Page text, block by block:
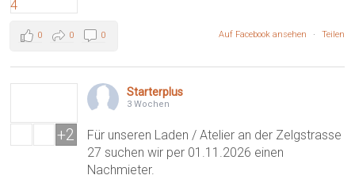
Auf Facebook ansehen · Teilen
0 0 0
Starterplus
3 Wochen
Für unseren Laden / Atelier an der Zelgstrasse
27 suchen wir per 01.11.2026 einen
Nachmieter.
+2